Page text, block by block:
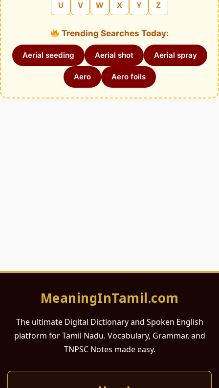
U V W X Y Z
Trending Searches Today:
Aerial seeding Aerial shot Aerial spray
Aero Aero foils
MeaningInTamil.com
The ultimate Digital Dictionary and Spoken English
platform for Tamil Nadu. Vocabulary, Grammar, and
TNPSC Notes made easy.